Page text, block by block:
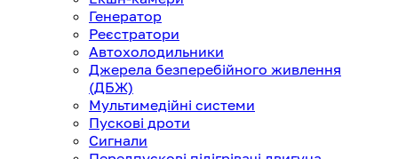
Генератор
Реєстратори
Автохолодильники
Джерела безперебійного живлення
(ДБЖ)
Мультимедійні системи
Пускові дроти
Сигнали